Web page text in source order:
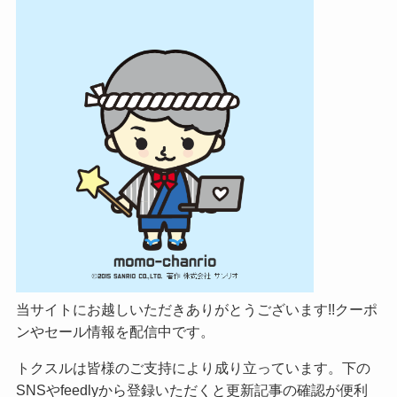
当サイトにお越しいただきありがとうございます!!クーポ
ンやセール情報を配信中です。
トクスルは皆様のご支持により成り立っています。下の
SNSやfeedlyから登録いただくと更新記事の確認が便利